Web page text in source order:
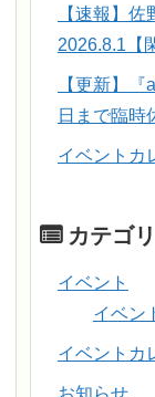
【速報】
2026.8.1【
【更新】
日まで臨時
イベントカ
カテゴ
イベント
イベン
イベントカ